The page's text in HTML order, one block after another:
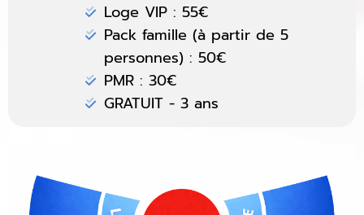
Loge VIP : 55€
Pack famille (à partir de 5
personnes) : 50€
PMR : 30€
GRATUIT - 3 ans